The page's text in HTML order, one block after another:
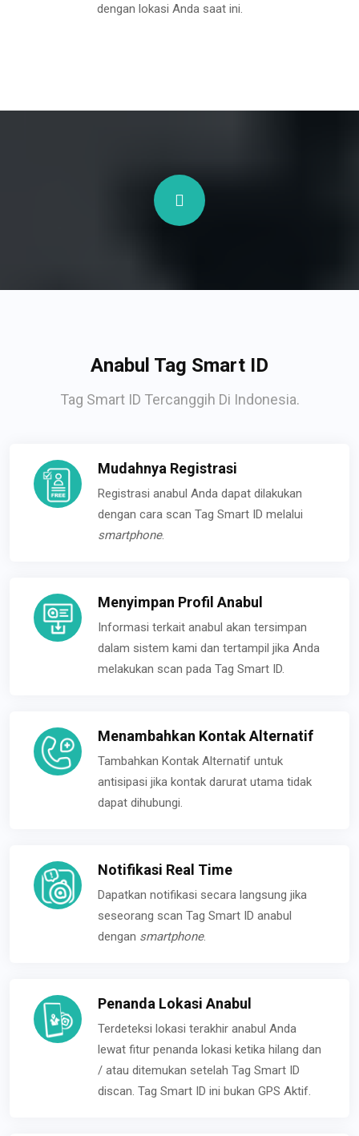
dengan lokasi Anda saat ini.
Anabul Tag Smart ID
Tag Smart ID Tercanggih Di Indonesia.
Mudahnya Registrasi
Registrasi anabul Anda dapat dilakukan
dengan cara scan Tag Smart ID melalui
smartphone.
Menyimpan Profil Anabul
Informasi terkait anabul akan tersimpan
dalam sistem kami dan tertampil jika Anda
melakukan scan pada Tag Smart ID.
Menambahkan Kontak Alternatif
Tambahkan Kontak Alternatif untuk
antisipasi jika kontak darurat utama tidak
dapat dihubungi.
Notifikasi Real Time
Dapatkan notifikasi secara langsung jika
seseorang scan Tag Smart ID anabul
dengan smartphone.
Penanda Lokasi Anabul
Terdeteksi lokasi terakhir anabul Anda
lewat fitur penanda lokasi ketika hilang dan
/ atau ditemukan setelah Tag Smart ID
discan. Tag Smart ID ini bukan GPS Aktif.